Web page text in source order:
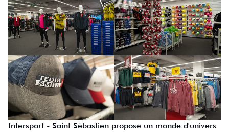
Intersport - Saint Sébastien propose un monde d'univers